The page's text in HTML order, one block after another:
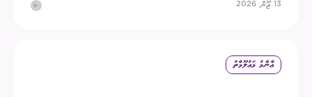
13 ޖޫން 2026
ޢާންމު މަޢުލޫމާތު